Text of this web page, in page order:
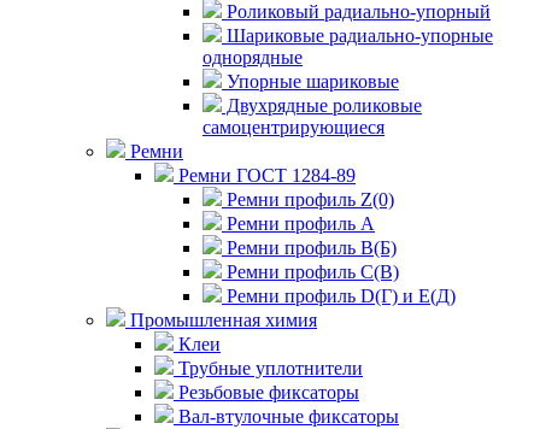
Роликовый радиально-упорный
Шариковые радиально-упорные
однорядные
Упорные шариковые
Двухрядные роликовые
самоцентрирующиеся
Ремни
Ремни ГОСТ 1284-89
Ремни профиль Z(0)
Ремни профиль А
Ремни профиль В(Б)
Ремни профиль С(В)
Ремни профиль D(Г) и E(Д)
Промышленная химия
Клеи
Трубные уплотнители
Резьбовые фиксаторы
Вал-втулочные фиксаторы